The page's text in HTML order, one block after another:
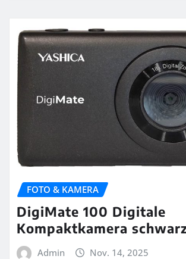
FOTO & KAMERA
DigiMate 100 Digitale
Kompaktkamera
Admin Nov. 14, 2025